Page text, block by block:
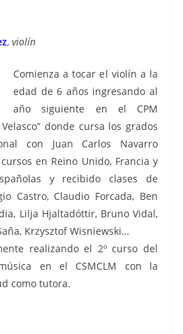
, violín
Comienza a tocar el violín a la
edad de 6 años ingresando al
año siguiente en el CPM
donde cursa los grados
con Juan Carlos Navarro
en Reino Unido, Francia y
y recibido clases de
Castro, Claudio Forcada, Ben
Lilja Hjaltadóttir, Bruno Vidal,
Krzysztof Wisniewski…
realizando el 2º curso del
en el CSMCLM con la
como tutora.